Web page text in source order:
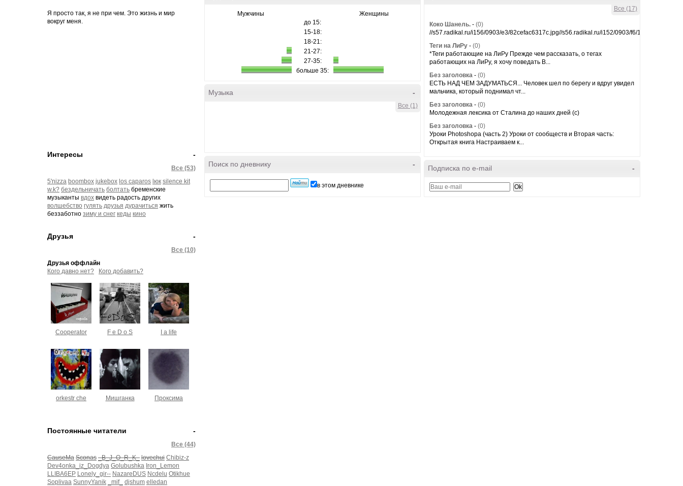
Я просто так, я не при чем. Это жизнь и мир
вокруг меня.
-
Интересы
Все (53)
5'nizza boombox jukebox los caparos lюк silence kit
w.k? бездельничать болтать бременские
музыканты вдох видеть радость других
волшебство гулять друзья дурачиться жить
беззаботно зиму и снег кеды кино
-
Друзья
Все (10)
Друзья оффлайн
Кого давно нет?
Кого добавить?
Cooperator F e D o S I a life
orkestr che Мишганка Проксима
-
Постоянные читатели
Все (44)
CauseMa Sconas _B_J_O_R_K_ lovechui Chibiz-z
Dev4onka_iz_Dogdya Golubushka Iron_Lemon
LLIBA6EP Lonely_gir-- NazareDUS Ncdelu Otikhue
Soplivaa SunnyYanik _mif_ djshum elledan
Мужчины
Женщины
до 15:
15-18:
18-21:
21-27:
27-35:
больше 35:
-
Музыка
Все (1)
-
Поиск по дневнику
в этом дневнике
Все (17)
Коко Шанель. - (0)
//s57.radikal.ru/i156/0903/e3/82cefac6317c.jpg//s56.radikal.ru/i152/0903/f6/1f3073841b...
Теги на ЛиРу - (0)
*Теги работающие на ЛиРу Прежде чем рассказать, о тегах
работающих на ЛиРу, я хочу поведать В...
Без заголовка - (0)
ЕСТЬ НАД ЧЕМ ЗАДУМАТЬСЯ... Человек шел по берегу и вдруг увидел
мальчика, который поднимал чт...
Без заголовка - (0)
Молодежная лексика от Сталина до наших дней (c)
Без заголовка - (0)
Уроки Photoshopa (часть 2) Уроки от сообществ и Вторая часть:
Открытая книга Настраиваем к...
-
Подписка по e-mail